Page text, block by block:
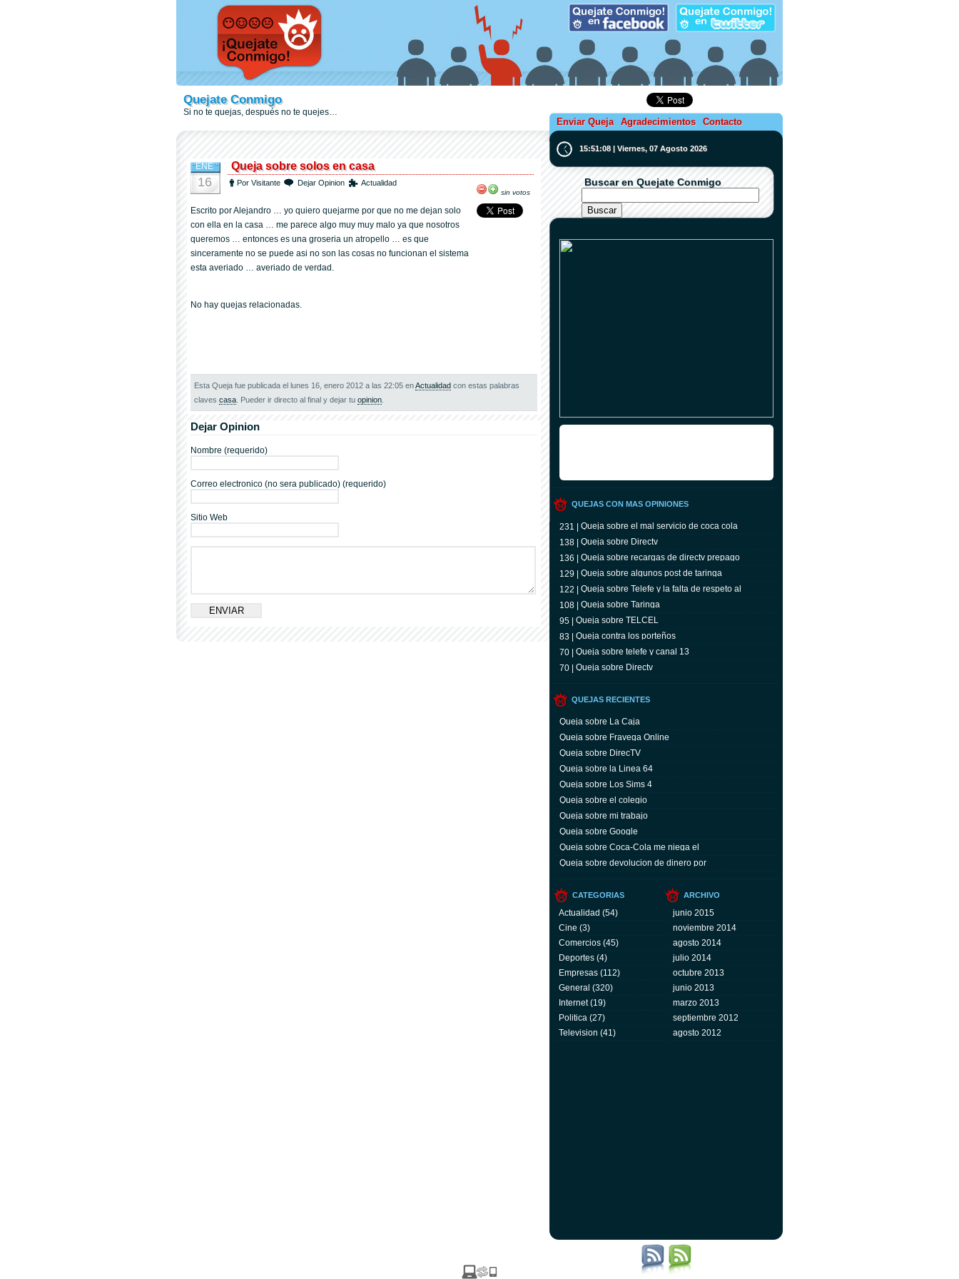
Quejate Conmigo
Si no te quejas, después no te quejes…
Enviar Queja Agradecimientos Contacto
ENE
16
Queja sobre solos en casa
Por Visitante Dejar Opinion Actualidad
sin votos
Escrito por Alejandro … yo quiero quejarme por que no me dejan solo
con ella en la casa … me parece algo muy muy malo ya que nosotros
queremos … entonces es una groseria un atropello … es que
sinceramente no se puede asi no son las cosas no funcionan el sistema
esta averiado … averiado de verdad.
No hay quejas relacionadas.
Esta Queja fue publicada el lunes 16, enero 2012 a las 22:05 enActualidad con estas palabras
claves casa . Pueder ir directo al final y dejar tu opinion
Dejar Opinion
Nombre (requerido)
Correo electronico (no sera publicado) (requerido)
Sitio Web
15:51:09 | Viernes, 07 Agosto 2026
Buscar en Quejate Conmigo
QUEJAS CON MAS OPINIONES
231 | Queja sobre el mal servicio de coca cola
138 | Queja sobre Directv
136 | Queja sobre recargas de directv prepago
129 | Queja sobre algunos post de taringa
122 | Queja sobre Telefe y la falta de respeto al
televidente
108 | Queja sobre Taringa
95 | Queja sobre TELCEL
83 | Queja contra los porteños
70 | Queja sobre telefe y canal 13
70 | Queja sobre Directv
QUEJAS RECIENTES
Queja sobre La Caja
Queja sobre Fravega Online
Queja sobre DirecTV
Queja sobre la Linea 64
Queja sobre Los Sims 4
Queja sobre el colegio
Queja sobre mi trabajo
Queja sobre Google
Queja sobre Coca-Cola me niega el
servicio y facturas
Queja sobre devolucion de dinero por
CATEGORIAS ARCHIVO
Actualidad (54)
Cine (3)
Comercios (45)
Deportes (4)
Empresas (112)
General (320)
Internet(19)
Politica (27)
Television (41)
junio 2015
noviembre 2014
agosto 2014
julio 2014
octubre 2013
junio 2013
marzo 2013
septiembre 2012
agosto 2012